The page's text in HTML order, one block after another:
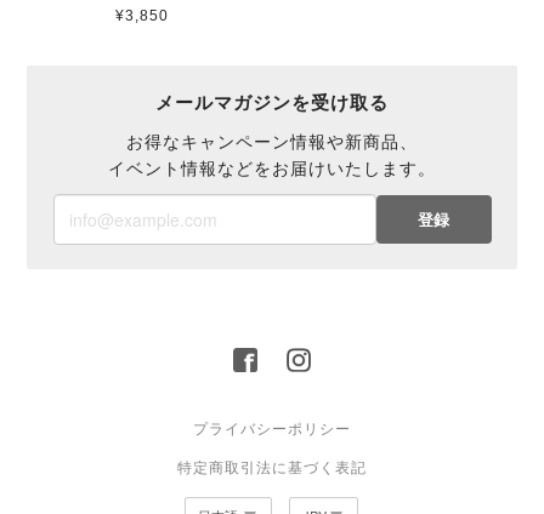
¥3,850
メールマガジンを受け取る
お得なキャンペーン情報や新商品、
イベント情報などをお届けいたします。
登録
プライバシーポリシー
特定商取引法に基づく表記